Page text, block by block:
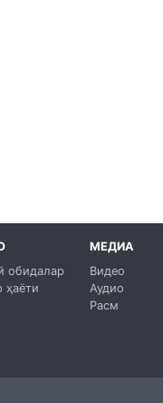
обидалар
ҳаёти
МЕДИА
Видео
Аудио
Расм